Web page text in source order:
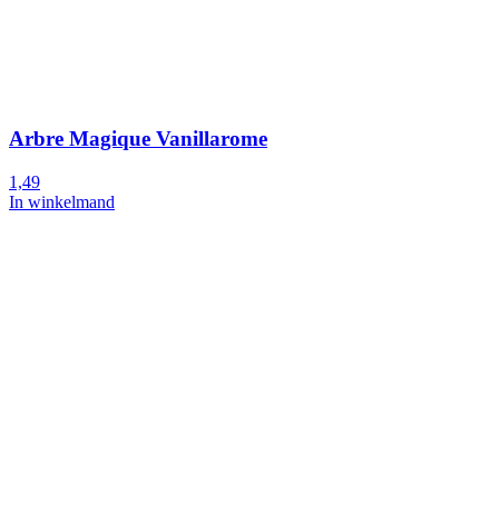
Arbre Magique Vanillarome
1,49
In winkelmand